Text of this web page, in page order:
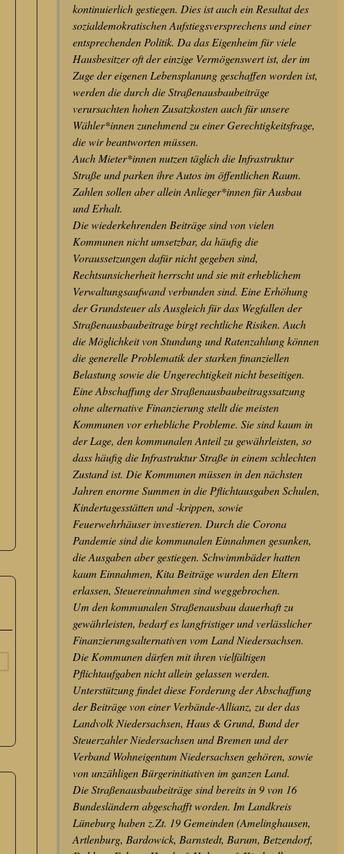
kontinuierlich gestiegen. Dies ist auch ein Resultat des
sozialdemokratischen Aufstiegsversprechens und einer
entsprechenden Politik. Da das Eigenheim für viele
Hausbesitzer oft der einzige Vermögenswert ist, der im
Zuge der eigenen Lebensplanung geschaffen worden ist,
werden die durch die Straßenausbaubeiträge
verursachten hohen Zusatzkosten auch für unsere
Wähler*innen zunehmend zu einer Gerechtigkeitsfrage,
die wir beantworten müssen.
Auch Mieter*innen nutzen täglich die Infrastruktur
Straße und parken ihre Autos im öffentlichen Raum.
Zahlen sollen aber allein Anlieger*innen für Ausbau
und Erhalt.
Die wiederkehrenden Beiträge sind von vielen
Kommunen nicht umsetzbar, da häufig die
Voraussetzungen dafür nicht gegeben sind,
Rechtsunsicherheit herrscht und sie mit erheblichem
Verwaltungsaufwand verbunden sind. Eine Erhöhung
der Grundsteuer als Ausgleich für das Wegfallen der
Straßenausbaubeitrage birgt rechtliche Risiken. Auch
die Möglichkeit von Stundung und Ratenzahlung können
die generelle Problematik der starken finanziellen
Belastung sowie die Ungerechtigkeit nicht beseitigen.
Eine Abschaffung der Straßenausbaubeitragssatzung
ohne alternative Finanzierung stellt die meisten
Kommunen vor erhebliche Probleme. Sie sind kaum in
der Lage, den kommunalen Anteil zu gewährleisten, so
dass häufig die Infrastruktur Straße in einem schlechten
Zustand ist. Die Kommunen müssen in den nächsten
Jahren enorme Summen in die Pflichtausgaben Schulen,
Kindertagesstätten und -krippen, sowie
Feuerwehrhäuser investieren. Durch die Corona
Pandemie sind die kommunalen Einnahmen gesunken,
die Ausgaben aber gestiegen. Schwimmbäder hatten
kaum Einnahmen, Kita Beiträge wurden den Eltern
erlassen, Steuereinnahmen sind weggebrochen.
Um den kommunalen Straßenausbau dauerhaft zu
gewährleisten, bedarf es langfristiger und verlässlicher
Finanzierungsalternativen vom Land Niedersachsen.
Die Kommunen dürfen mit ihren vielfältigen
Pflichtaufgaben nicht allein gelassen werden.
Unterstützung findet diese Forderung der Abschaffung
der Beiträge von einer Verbände-Allianz, zu der das
Landvolk Niedersachsen, Haus & Grund, Bund der
Steuerzahler Niedersachsen und Bremen und der
Verband Wohneigentum Niedersachsen gehören, sowie
von unzähligen Bürgerinitiativen im ganzen Land.
Die Straßenausbaubeiträge sind bereits in 9 von 16
Bundesländern abgeschafft worden. Im Landkreis
Lüneburg haben z.Zt. 19 Gemeinden (Amelinghausen,
Artlenburg, Bardowick, Barnstedt, Barum, Betzendorf,